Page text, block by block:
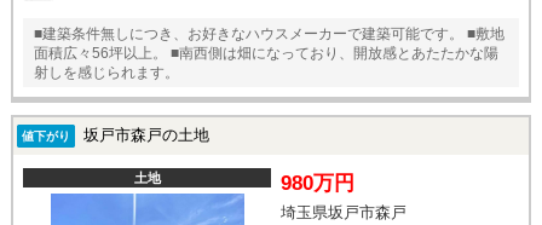
■建築条件無しにつき、お好きなハウスメーカーで建築可能です。 ■敷地
面積広々56坪以上。 ■南西側は畑になっており、開放感とあたたかな陽
射しを感じられます。
値下がり 坂戸市森戸の土地
土地 980万円
埼玉県坂戸市森戸